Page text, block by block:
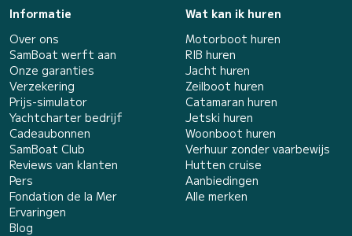
Informatie
Over ons
SamBoat werft aan
Onze garanties
Verzekering
Prijs-simulator
Yachtcharter bedrijf
Cadeaubonnen
SamBoat Club
Reviews van klanten
Pers
Fondation de la Mer
Ervaringen
Blog
Wat kan ik huren
Motorboot huren
RIB huren
Jacht huren
Zeilboot huren
Catamaran huren
Jetski huren
Woonboot huren
Verhuur zonder vaarbewijs
Hutten cruise
Aanbiedingen
Alle merken